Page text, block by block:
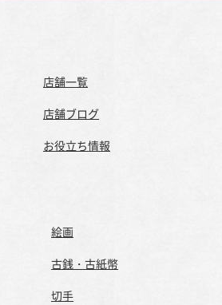
店舗一覧
店舗ブログ
お役立ち情報
絵画
古銭・古紙幣
切手